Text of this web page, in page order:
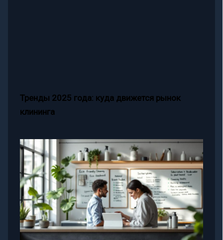
Тренды 2025 года: куда движется рынок
клининга